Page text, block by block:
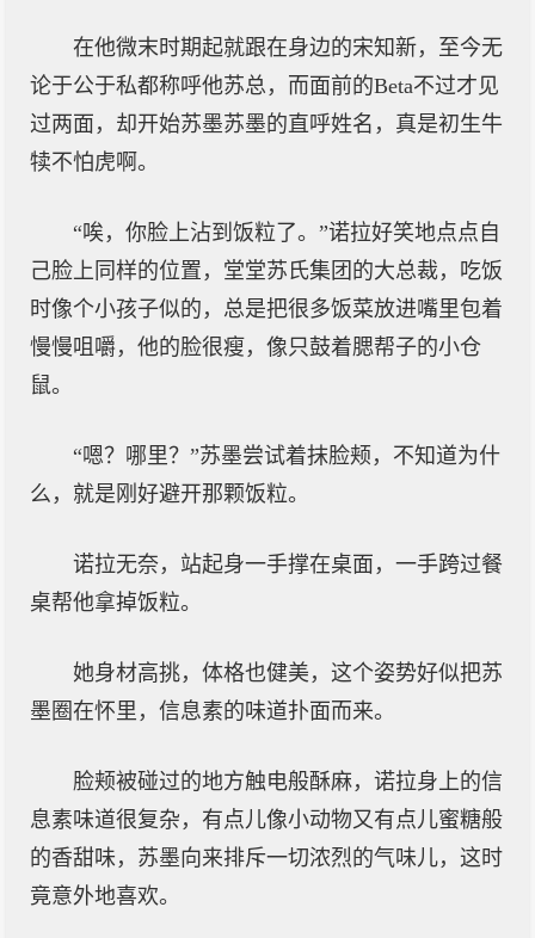
在他微末时期起就跟在身边的宋知新，至今无
论于公于私都称呼他苏总，而面前的Beta不过才见
过两面，却开始苏墨苏墨的直呼姓名，真是初生牛
犊不怕虎啊。
“唉，你脸上沾到饭粒了。”诺拉好笑地点点自
己脸上同样的位置，堂堂苏氏集团的大总裁，吃饭
时像个小孩子似的，总是把很多饭菜放进嘴里包着
慢慢咀嚼，他的脸很瘦，像只鼓着腮帮子的小仓
鼠。
“嗯？哪里？”苏墨尝试着抹脸颊，不知道为什
么，就是刚好避开那颗饭粒。
诺拉无奈，站起身一手撑在桌面，一手跨过餐
桌帮他拿掉饭粒。
她身材高挑，体格也健美，这个姿势好似把苏
墨圈在怀里，信息素的味道扑面而来。
脸颊被碰过的地方触电般酥麻，诺拉身上的信
息素味道很复杂，有点儿像小动物又有点儿蜜糖般
的香甜味，苏墨向来排斥一切浓烈的气味儿，这时
竟意外地喜欢。